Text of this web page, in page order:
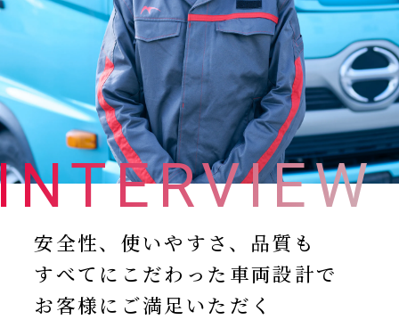
安全性、使いやすさ、品質も
すべてにこだわった車両設計で
お客様にご満足いただく